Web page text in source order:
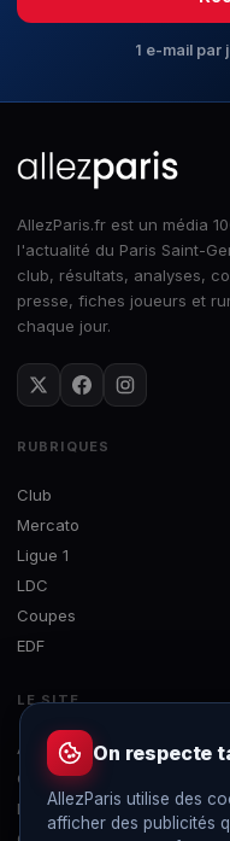
1 e-mail par
AllezParis.fr est un média
l'actualité du Paris Saint-
club, résultats, analyses,
presse, fiches joueurs et
chaque jour.
RUBRIQUES
Club
Mercato
Ligue 1
LDC
Coupes
EDF
LE SITE
À propos
Contact
Mentions légales
On respecte
AllezParis utilise des
afficher des publicités